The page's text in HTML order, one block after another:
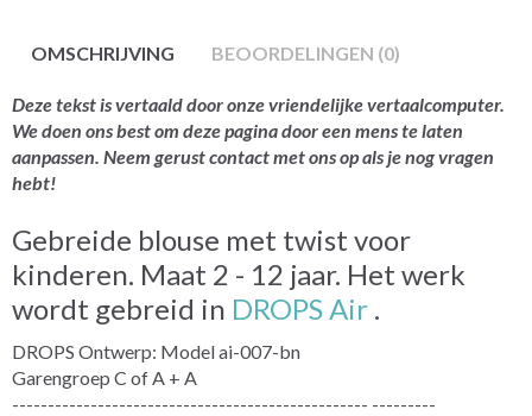
OMSCHRIJVING BEOORDELINGEN (0)
Deze tekst is vertaald door onze vriendelijke vertaalcomputer.
We doen ons best om deze pagina door een mens te laten
aanpassen. Neem gerust contact met ons op als je nog vragen
hebt!
Gebreide blouse met twist voor
kinderen. Maat 2 - 12 jaar. Het werk
wordt gebreid in DROPS Air .
DROPS Ontwerp: Model ai-007-bn
Garengroep C of A + A
-------------------------------------------------- ---------